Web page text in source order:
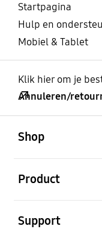
Startpagina
Hulp en
Mobiel & Tablet
Klik hier om je
Annuleren/
Shop
Product
Support